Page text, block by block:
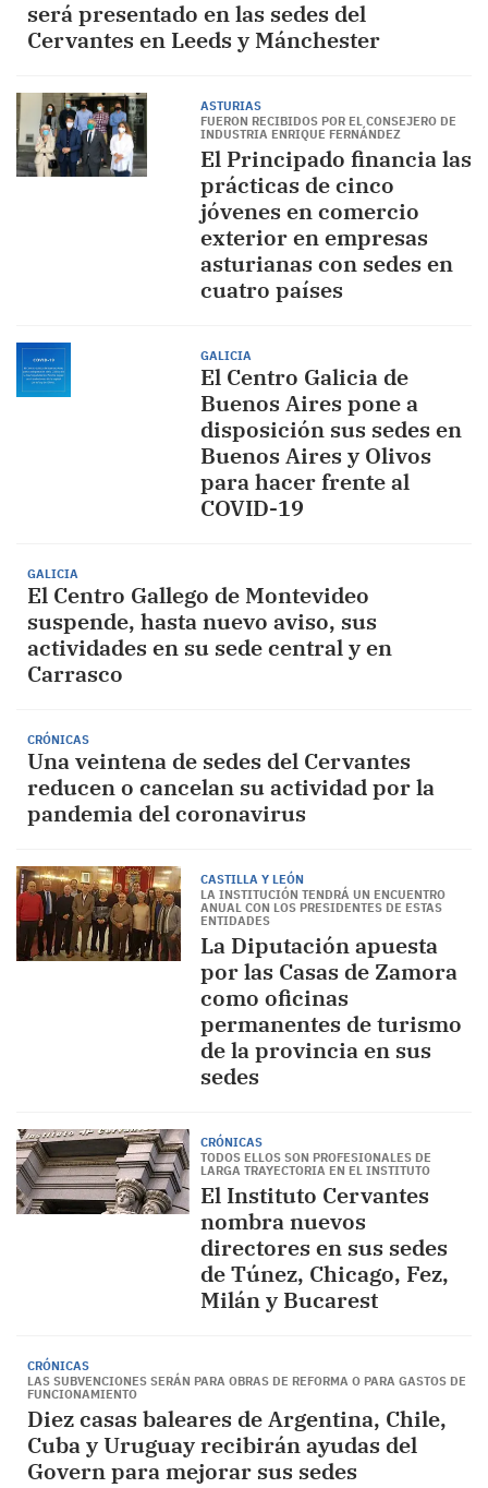
será presentado en las sedes del
Cervantes en Leeds y Mánchester
ASTURIAS
FUERON RECIBIDOS POR EL CONSEJERO DE
INDUSTRIA ENRIQUE FERNÁNDEZ
El Principado financia las
prácticas de cinco
jóvenes en comercio
exterior en empresas
asturianas con sedes en
cuatro países
GALICIA
El Centro Galicia de
Buenos Aires pone a
disposición sus sedes en
Buenos Aires y Olivos
para hacer frente al
COVID-19
GALICIA
El Centro Gallego de Montevideo
suspende, hasta nuevo aviso, sus
actividades en su sede central y en
Carrasco
CRÓNICAS
Una veintena de sedes del Cervantes
reducen o cancelan su actividad por la
pandemia del coronavirus
CASTILLA Y LEÓN
LA INSTITUCIÓN TENDRÁ UN ENCUENTRO
ANUAL CON LOS PRESIDENTES DE ESTAS
ENTIDADES
La Diputación apuesta
por las Casas de Zamora
como oficinas
permanentes de turismo
de la provincia en sus
sedes
CRÓNICAS
TODOS ELLOS SON PROFESIONALES DE
LARGA TRAYECTORIA EN EL INSTITUTO
El Instituto Cervantes
nombra nuevos
directores en sus sedes
de Túnez, Chicago, Fez,
Milán y Bucarest
CRÓNICAS
LAS SUBVENCIONES SERÁN PARA OBRAS DE REFORMA O PARA GASTOS DE
FUNCIONAMIENTO
Diez casas baleares de Argentina, Chile,
Cuba y Uruguay recibirán ayudas del
Govern para mejorar sus sedes